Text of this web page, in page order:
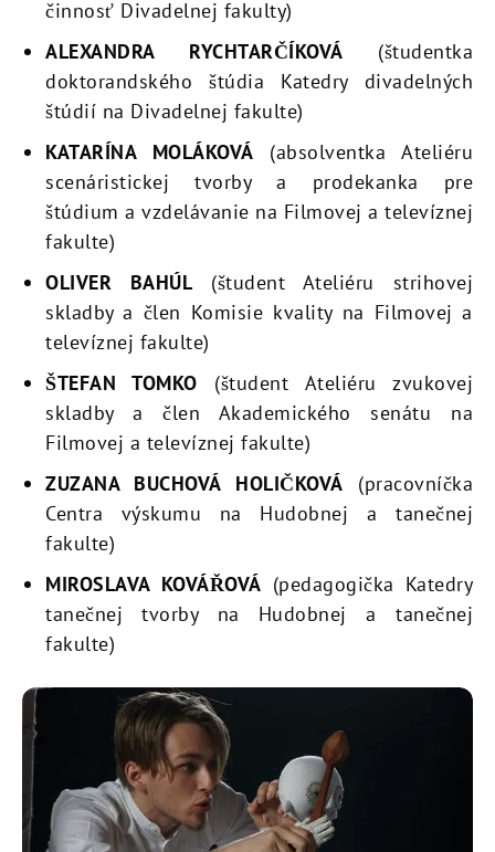
činnosť Divadelnej fakulty)
ALEXANDRA RYCHTARČÍKOVÁ (študentka
doktorandského štúdia Katedry divadelných
štúdií na Divadelnej fakulte)
KATARÍNA MOLÁKOVÁ (absolventka Ateliéru
scenáristickej tvorby a prodekanka pre
štúdium a vzdelávanie na Filmovej a televíznej
fakulte)
OLIVER BAHÚL (študent Ateliéru strihovej
skladby a člen Komisie kvality na Filmovej a
televíznej fakulte)
ŠTEFAN TOMKO (študent Ateliéru zvukovej
skladby a člen Akademického senátu na
Filmovej a televíznej fakulte)
ZUZANA BUCHOVÁ HOLIČKOVÁ (pracovníčka
Centra výskumu na Hudobnej a tanečnej
fakulte)
MIROSLAVA KOVÁŘOVÁ (pedagogička Katedry
tanečnej tvorby na Hudobnej a tanečnej
fakulte)